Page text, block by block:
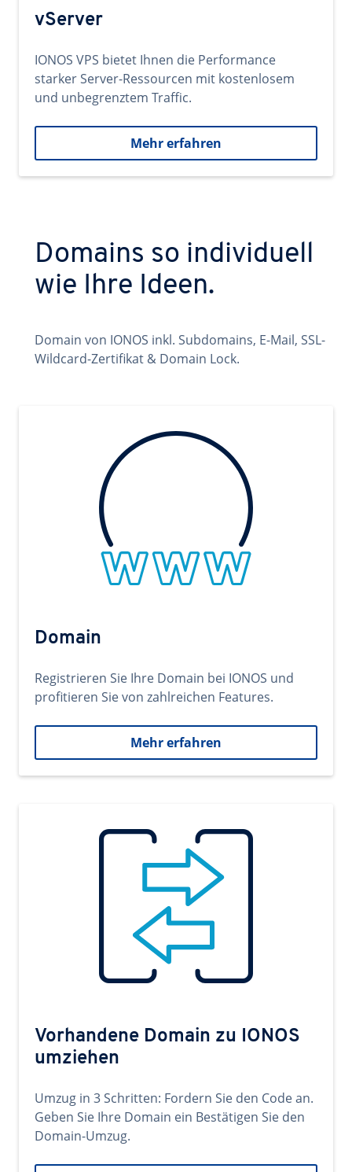
vServer
IONOS VPS bietet Ihnen die Performance
starker Server-Ressourcen mit kostenlosem
und unbegrenztem Traffic.
Mehr erfahren
Domains so individuell
wie Ihre Ideen.
Domain von IONOS inkl. Subdomains, E-Mail, SSL-
Wildcard-Zertifikat & Domain Lock.
Domain
Registrieren Sie Ihre Domain bei IONOS und
profitieren Sie von zahlreichen Features.
Mehr erfahren
Vorhandene Domain zu IONOS
umziehen
Umzug in 3 Schritten: Fordern Sie den Code an.
Geben Sie Ihre Domain ein Bestätigen Sie den
Domain-Umzug.